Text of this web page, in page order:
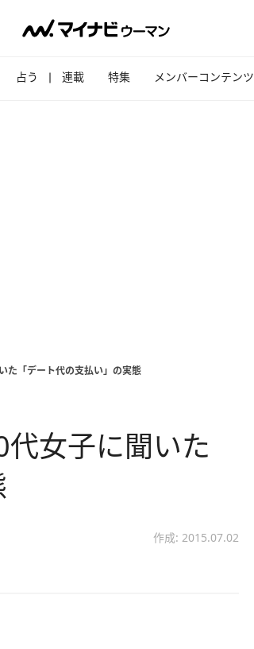
占う 連載 特集 メンバーコンテンツ
「デート代の支払い」の実態
女子に聞いた
作成: 2015.07.02